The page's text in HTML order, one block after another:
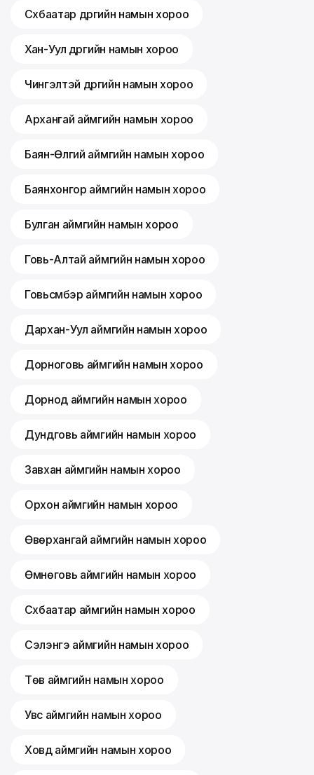
Сүхбаатар дүүргийн намын хороо
Хан-Уул дүүргийн намын хороо
Чингэлтэй дүүргийн намын хороо
Архангай аймгийн намын хороо
Баян-Өлгий аймгийн намын хороо
Баянхонгор аймгийн намын хороо
Булган аймгийн намын хороо
Говь-Алтай аймгийн намын хороо
Говьсүмбэр аймгийн намын хороо
Дархан-Уул аймгийн намын хороо
Дорноговь аймгийн намын хороо
Дорнод аймгийн намын хороо
Дундговь аймгийн намын хороо
Завхан аймгийн намын хороо
Орхон аймгийн намын хороо
Өвөрхангай аймгийн намын хороо
Өмнөговь аймгийн намын хороо
Сүхбаатар аймгийн намын хороо
Сэлэнгэ аймгийн намын хороо
Төв аймгийн намын хороо
Увс аймгийн намын хороо
Ховд аймгийн намын хороо